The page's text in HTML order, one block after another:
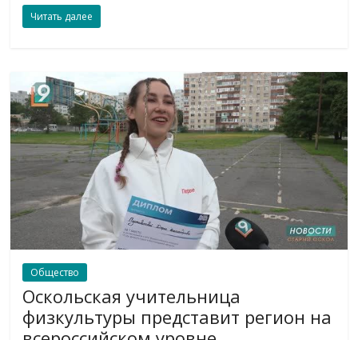
Читать далее
Общество
Оскольская учительница
физкультуры представит регион на